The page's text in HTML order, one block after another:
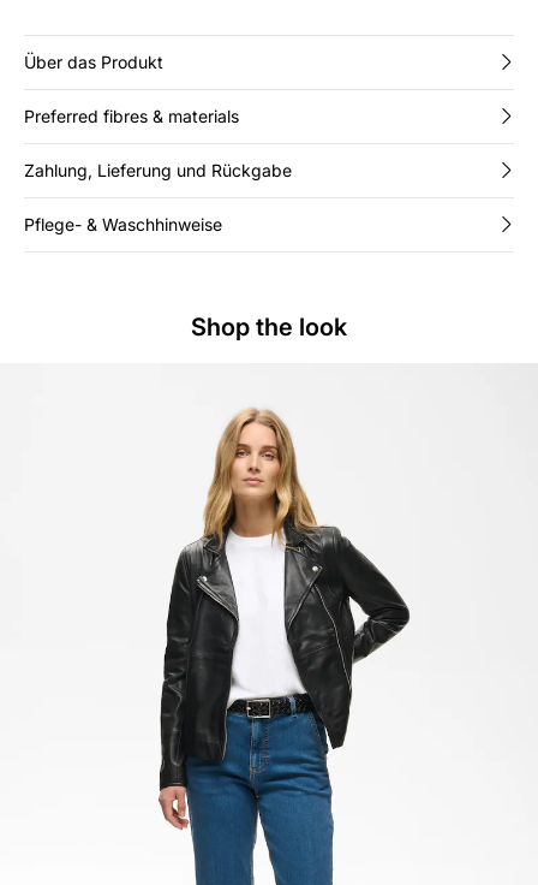
Über das Produkt
Preferred fibres & materials
Zahlung, Lieferung und Rückgabe
Pflege- & Waschhinweise
Shop the look